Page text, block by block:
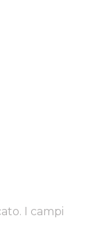
I campi